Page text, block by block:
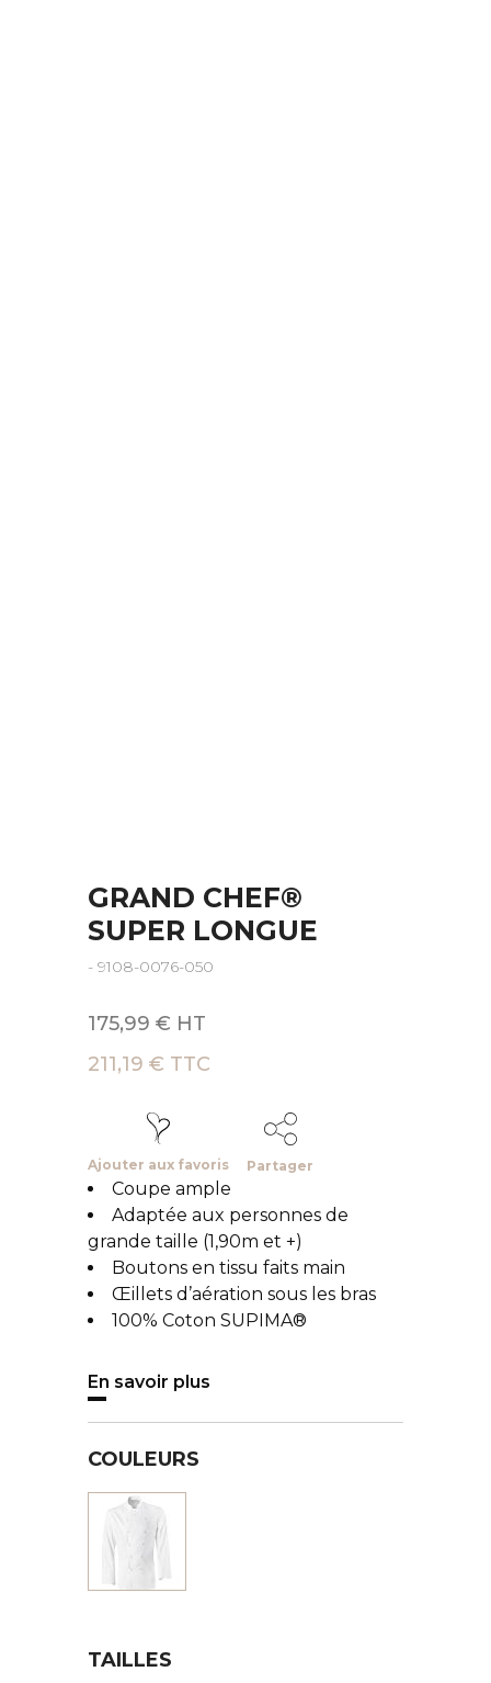
GRAND CHEF®
SUPER LONGUE
- 9108-0076-050
175,99 € HT
211,19 € TTC
Ajouter aux favoris Partager
Coupe ample
Adaptée aux personnes de
grande taille (1,90m et +)
Boutons en tissu faits main
Œillets d’aération sous les bras
100% Coton SUPIMA®
En savoir plus
COULEURS
TAILLES